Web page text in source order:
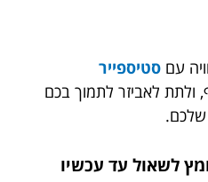
עם סטיספייר
ולתת לאביזר לתמוך בכם
שלכם.
לשאול עד עכשיו